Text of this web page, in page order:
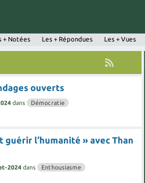
+ Notées Les + Répondues Les + Vues
ouverts
dans Démocratie
l’humanité » avec Than
2024 dans Enthousiasme